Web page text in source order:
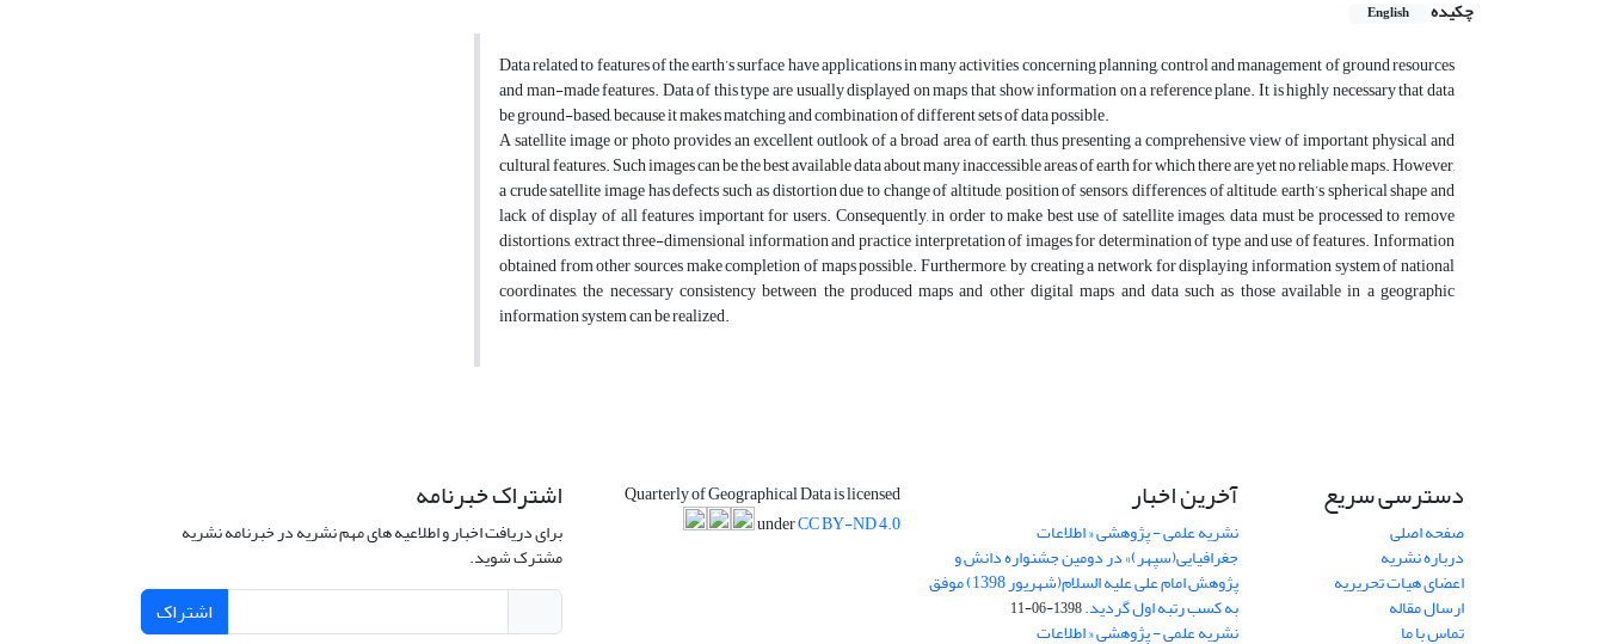
چکیده
English
Data related to features of the earth’s surface have applications in many activities concerning planning, control and management of ground resources
and man-made features. Data of this type are usually displayed on maps that show information on a reference plane. It is highly necessary that data
be ground-based, because it makes matching and combination of different sets of data possible.
A satellite image or photo provides an excellent outlook of a broad area of earth, thus presenting a comprehensive view of important physical and
cultural features. Such images can be the best available data about many inaccessible areas of earth for which there are yet no reliable maps. However,
a crude satellite image has defects such as distortion due to change of altitude, position of sensors, differences of altitude, earth’s spherical shape and
lack of display of all features important for users. Consequently, in order to make best use of satellite images, data must be processed to remove
distortions, extract three-dimensional information and practice interpretation of images for determination of type and use of features. Information
obtained from other sources make completion of maps possible. Furthermore, by creating a network for displaying information system of national
coordinates, the necessary consistency between the produced maps and other digital maps and data such as those available in a geographic
information system can be realized.
دسترسی سریع
صفحه اصلی
درباره نشریه
اعضای هیات تحریریه
ارسال مقاله
تماس با ما
آخرین اخبار
نشریه علمی - پژوهشی « اطلاعات
جغرافیایی(سپهر)» در دومین جشنواره دانش و
پژوهش امام علی علیه السلام(شهریور 1398) موفق
به کسب رتبه اول گردید.1398-06-11
نشریه علمی - پژوهشی « اطلاعات
Quarterly of Geographical Data is licensed
underCC BY-ND 4.0
اشتراک خبرنامه
برای دریافت اخبار و اطلاعیه های مهم نشریه در خبرنامه نشریه
مشترک شوید.
اشتراک